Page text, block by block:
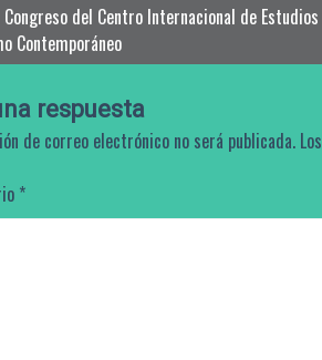
Congreso del Centro Internacional de
Contemporáneo
respuesta
de correo electrónico no será publicada.
*